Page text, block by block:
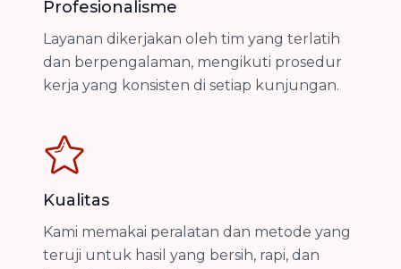
Profesionalisme
Layanan dikerjakan oleh tim yang terlatih
dan berpengalaman, mengikuti prosedur
kerja yang konsisten di setiap kunjungan.
Kualitas
Kami memakai peralatan dan metode yang
teruji untuk hasil yang bersih, rapi, dan